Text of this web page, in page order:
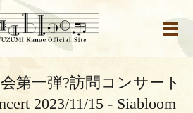
メ
第一弾?訪問コンサート
2023/11/15 - Siabloom